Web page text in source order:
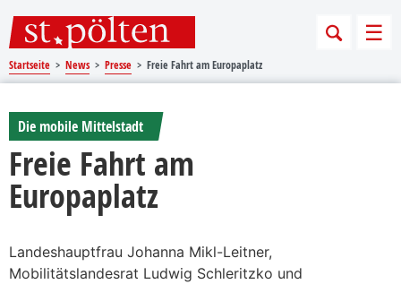
Startseite News Presse Freie Fahrt am Europaplatz
Die mobile Mittelstadt
Freie Fahrt am
Europaplatz
Landeshauptfrau Johanna Mikl-Leitner,
Mobilitätslandesrat Ludwig Schleritzko und